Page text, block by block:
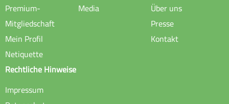
Premium-
Mitgliedschaft
Mein Profil
Netiquette
Media
Über uns
Presse
Kontakt
Rechtliche Hinweise
Impressum